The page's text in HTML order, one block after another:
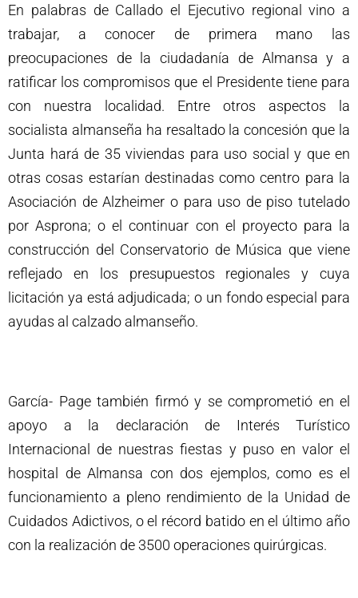
En palabras de Callado el Ejecutivo regional vino a
trabajar, a conocer de primera mano las
preocupaciones de la ciudadanía de Almansa y a
ratificar los compromisos que el Presidente tiene para
con nuestra localidad. Entre otros aspectos la
socialista almanseña ha resaltado la concesión que la
Junta hará de 35 viviendas para uso social y que en
otras cosas estarían destinadas como centro para la
Asociación de Alzheimer o para uso de piso tutelado
por Asprona; o el continuar con el proyecto para la
construcción del Conservatorio de Música que viene
reflejado en los presupuestos regionales y cuya
licitación ya está adjudicada; o un fondo especial para
ayudas al calzado almanseño.
García- Page también firmó y se comprometió en el
apoyo a la declaración de Interés Turístico
Internacional de nuestras fiestas y puso en valor el
hospital de Almansa con dos ejemplos, como es el
funcionamiento a pleno rendimiento de la Unidad de
Cuidados Adictivos, o el récord batido en el último año
con la realización de 3500 operaciones quirúrgicas.